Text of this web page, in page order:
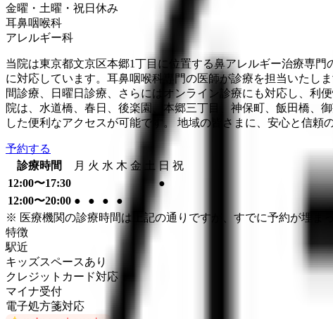
金曜・土曜・祝日 休み
耳鼻咽喉科
アレルギー科
当院は東京都文京区本郷1丁目に位置する鼻アレルギー治療専
に対応しています。耳鼻咽喉科専門の医師が診療を担当いたし
間診療、日曜日診療、さらにはオンライン診療にも対応し、利
院は、水道橋、春日、後楽園、本郷三丁目、神保町、飯田橋、
した便利なアクセスが可能です。 地域の皆さまに、安心と信頼
予約する
診療時間
月 火 水 木 金 土 日 祝
12:00〜17:30
●
12:00〜20:00 ● ● ●
●
※ 医療機関の診療時間は上記の通りですが、すでに予約が埋ま
特徴
駅近
キッズスペースあり
クレジットカード対応
マイナ受付
電子処方箋対応